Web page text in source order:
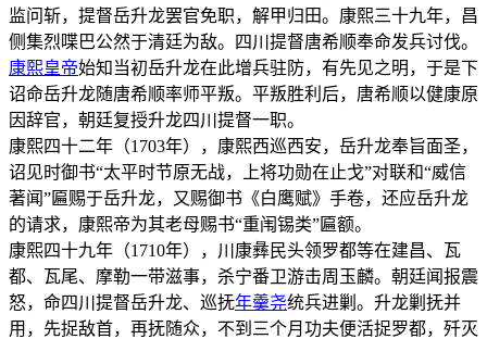
监问斩，提督岳升龙罢官免职，解甲归田。康熙三十九年，昌
侧集烈喋巴公然于清廷为敌。四川提督唐希顺奉命发兵讨伐。
康熙皇帝始知当初岳升龙在此增兵驻防，有先见之明，于是下
诏命岳升龙随唐希顺率师平叛。平叛胜利后，唐希顺以健康原
因辞官，朝廷复授升龙四川提督一职。
康熙四十二年（1703年），康熙西巡西安，岳升龙奉旨面圣，
诏见时御书“太平时节原无战，上将功勋在止戈”对联和“威信
著闻”匾赐于岳升龙，又赐御书《白鹰赋》手卷，还应岳升龙
的请求，康熙帝为其老母赐书“重闱锡类”匾额。
康熙四十九年（1710年），川康彝民头领罗都等在建昌、瓦
都、瓦尾、摩勒一带滋事，杀宁番卫游击周玉麟。朝廷闻报震
怒，命四川提督岳升龙、巡抚年羹尧统兵进剿。升龙剿抚并
用，先捉敌首，再抚随众，不到三个月功夫便活捉罗都，歼灭